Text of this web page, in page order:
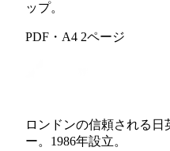
ップ。
PDF・A4 2ページ
ロンドンの信頼される
ー。1986年設立。